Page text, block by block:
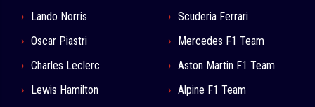
Lando Norris
Oscar Piastri
Charles Leclerc
Lewis Hamilton
Scuderia Ferrari
Mercedes F1 Team
Aston Martin F1 Team
Alpine F1 Team